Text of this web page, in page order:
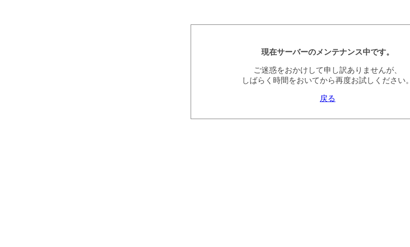
現在サーバーのメンテナンス中です。
ご迷惑をおかけして申し訳ありませんが、
しばらく時間をおいてから再度お試しください。
戻る